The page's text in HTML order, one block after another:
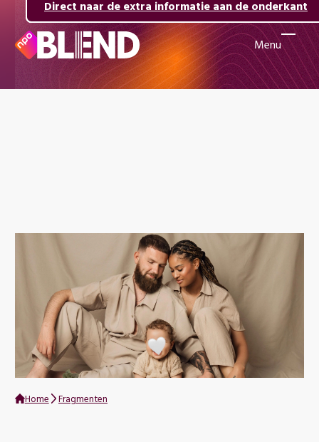
Direct naar de inhoud
Direct naar de hoofdnavigatie
Direct naar de extra informatie aan de onderkant
Menu
Home Fragmenten